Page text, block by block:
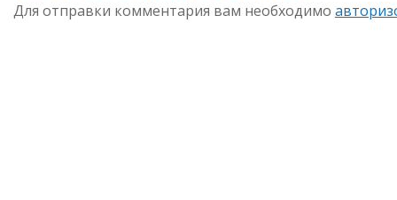
Для отправки комментария вам необходимо